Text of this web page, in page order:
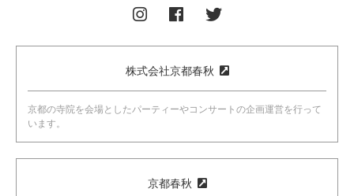
株式会社京都春秋
京都の寺院を会場としたパーティーやコンサートの企画運営を行って
います。
京都春秋